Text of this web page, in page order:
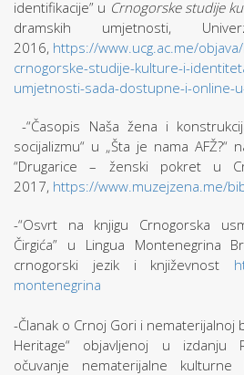
identifikacije” u Crnogorske studije
dramskih umjetnosti,
2016, https://www.ucg.ac.me/
crnogorske-studije-kulture-i-
umjetnosti-sada-dostupne-i-online-
-“Časopis Naša žena i
socijalizmu“ u „Šta je nama AFŽ?“
“Drugarice – ženski pokret u
2017, https://www.muzejzena.me/
-“Osvrt na knjigu Crnogorska
Čirgića” u Lingua Montenegrina
crnogorski jezik i književnost
montenegrina
-Članak o Crnoj Gori i nematerijalnoj
Heritage“ objavljenoj u izdanju
očuvanje nematerijalne kulturne